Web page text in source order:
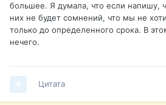
большее. Я думала, что если напишу,
них не будет сомнений, что мы не
только до определенного срока. В
нечего.
Цитата